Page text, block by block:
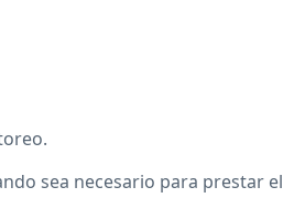
sea necesario para prestar el